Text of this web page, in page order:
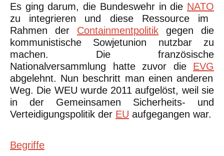
Es ging darum, die Bundeswehr in die NATO
zu integrieren und diese Ressource im
Rahmen der Containmentpolitik gegen die
kommunistische Sowjetunion nutzbar zu
machen. Die französische
Nationalversammlung hatte zuvor die EVG
abgelehnt. Nun beschritt man einen anderen
Weg. Die WEU wurde 2011 aufgelöst, weil sie
in der Gemeinsamen Sicherheits- und
Verteidigungspolitik der EU aufgegangen war.
Begriffe